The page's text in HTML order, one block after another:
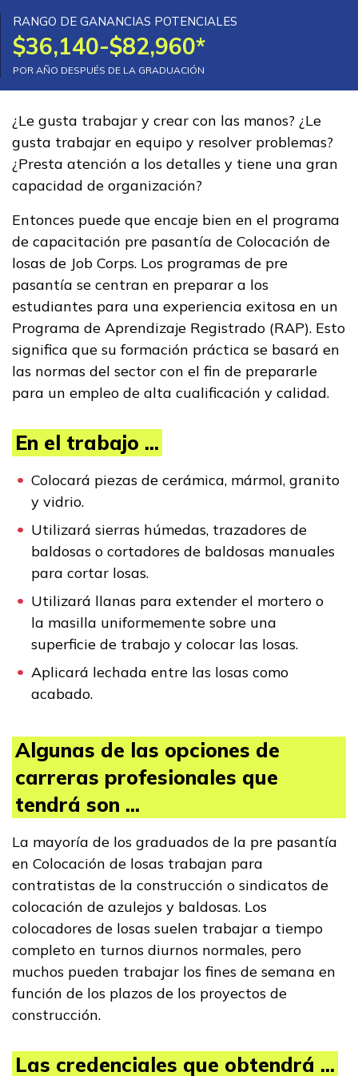
Administración de oficina
Artes culinarias
Asistente médico
Asistente médico clínico
Ver más ...
Aprender más
Estudiantes
Padres/Influenciadores
Empleadores
FAQs
English
COMIENZA YA
RANGO DE GANANCIAS POTENCIALES
$36,140-$82,960*
POR AÑO DESPUÉS DE LA GRADUACIÓN
¿Le gusta trabajar y crear con las manos? ¿Le
gusta trabajar en equipo y resolver problemas?
¿Presta atención a los detalles y tiene una gran
capacidad de organización?
Entonces puede que encaje bien en el programa
de capacitación pre pasantía de Colocación de
losas de Job Corps. Los programas de pre
pasantía se centran en preparar a los
estudiantes para una experiencia exitosa en un
Programa de Aprendizaje Registrado (RAP). Esto
significa que su formación práctica se basará en
las normas del sector con el fin de prepararle
para un empleo de alta cualificación y calidad.
En el trabajo ...
Colocará piezas de cerámica, mármol, granito
y vidrio.
Utilizará sierras húmedas, trazadores de
baldosas o cortadores de baldosas manuales
para cortar losas.
Utilizará llanas para extender el mortero o
la masilla uniformemente sobre una
superficie de trabajo y colocar las losas.
Aplicará lechada entre las losas como
acabado.
Algunas de las opciones de
carreras profesionales que
tendrá son ...
La mayoría de los graduados de la pre pasantía
en Colocación de losas trabajan para
contratistas de la construcción o sindicatos de
colocación de azulejos y baldosas. Los
colocadores de losas suelen trabajar a tiempo
completo en turnos diurnos normales, pero
muchos pueden trabajar los fines de semana en
función de los plazos de los proyectos de
construcción.
Las credenciales que obtendrá ...